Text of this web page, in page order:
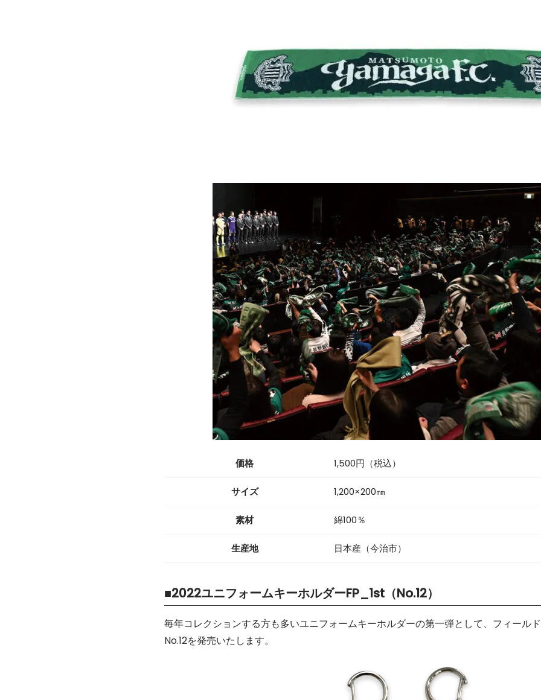
価格 1,500円（税込）
サイズ 1,200×200㎜
素材 綿100％
生産地 日本産（今治市）
■2022ユニフォームキーホルダーFP_1st（No.12）
毎年コレクションする方も多いユニフォームキーホルダーの第一弾として、フィール
No.12を発売いたします。